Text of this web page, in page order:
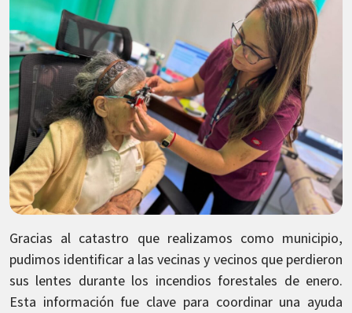
Gracias al catastro que realizamos como municipio,
pudimos identificar a las vecinas y vecinos que perdieron
sus lentes durante los incendios forestales de enero.
Esta información fue clave para coordinar una ayuda